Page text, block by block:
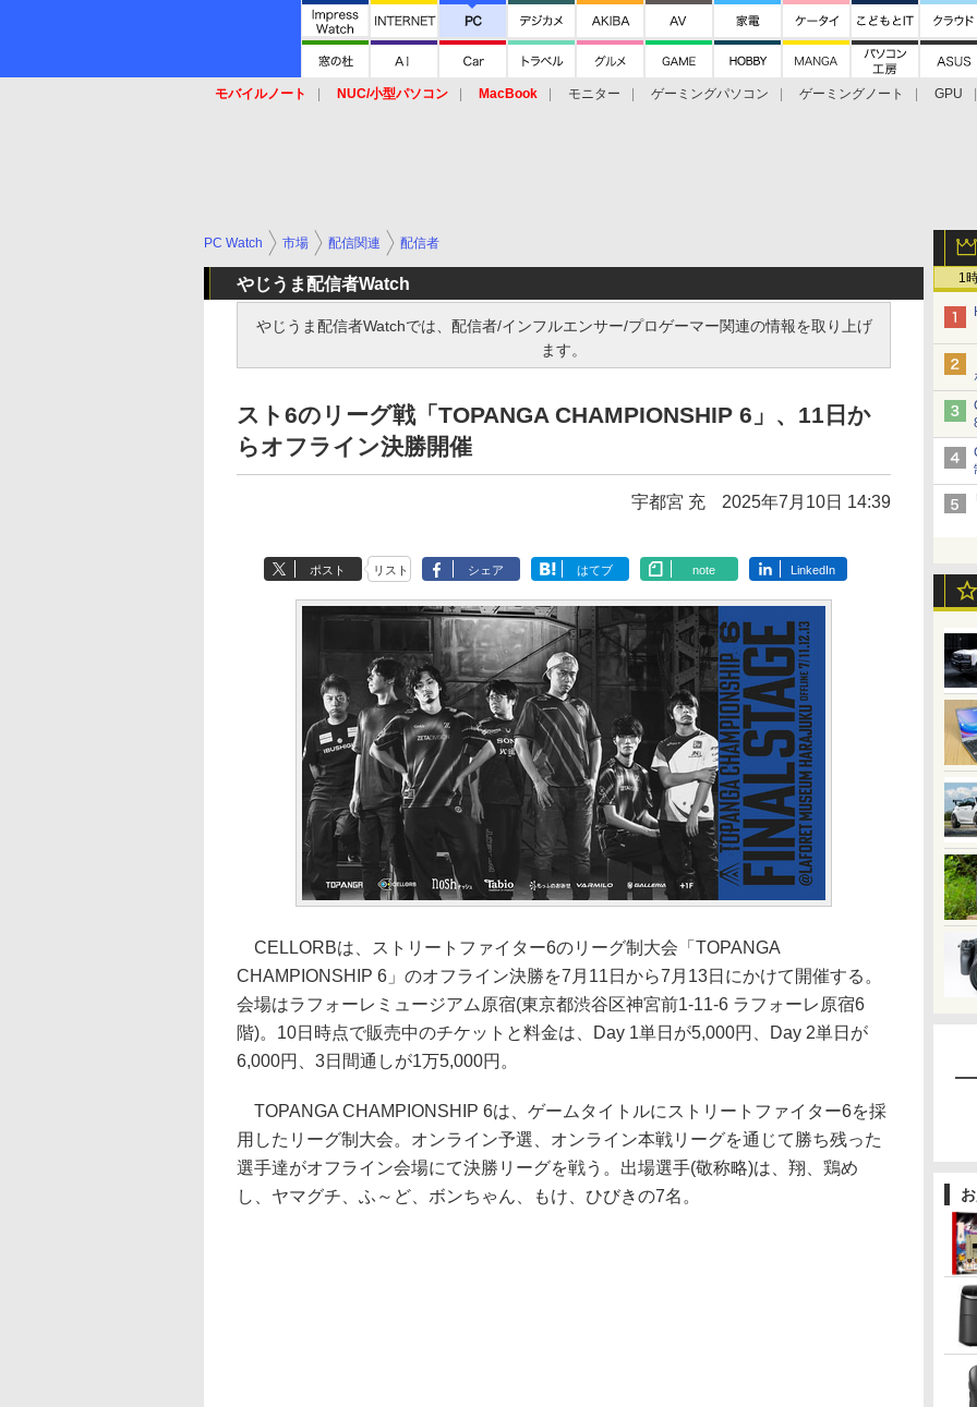
モバイルノート NUC/小型パソコン MacBook モニター ゲーミングパソコン ゲーミングノート
GPU
1
PC Watch 市場 配信関連 配信者
やじうま配信者Watch
やじうま配信者Watchでは、配信者/インフルエンサー/プロゲーマー関連の情報を取り上げ
ます。
スト6のリーグ戦「TOPANGA CHAMPIONSHIP 6」、11日か
らオフライン決勝開催
宇都宮 充 2025年7月10日 14:39
ポスト リスト シェア はてブ note LinkedIn
CELLORBは、ストリートファイター6のリーグ制大会「TOPANGA
CHAMPIONSHIP 6」のオフライン決勝を7月11日から7月13日にかけて開催する。
会場はラフォーレミュージアム原宿(東京都渋谷区神宮前1-11-6 ラフォーレ原宿6
階)。10日時点で販売中のチケットと料金は、Day 1単日が5,000円、Day 2単日が
6,000円、3日間通しが1万5,000円。
TOPANGA CHAMPIONSHIP 6は、ゲームタイトルにストリートファイター6を採
用したリーグ制大会。オンライン予選、オンライン本戦リーグを通じて勝ち残った
選手達がオフライン会場にて決勝リーグを戦う。出場選手(敬称略)は、翔、鶏め
し、ヤマグチ、ふ～ど、ボンちゃん、もけ、ひびきの7名。